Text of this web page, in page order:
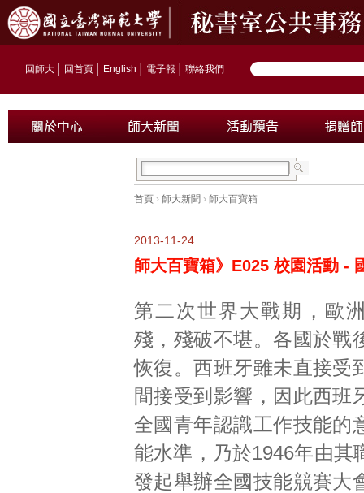
回師大 回首頁 English 電子報 聯絡我們
首頁 › 師大新聞 › 師大百寶箱
2013-11-24
師大百寶箱》E025 校園活動 -
第二次世界大戰期，歐
殘，殘破不堪。各國於戰
恢復。西班牙雖未直接受
間接受到影響，因此西班
全國青年認識工作技能的
能水準，乃於1946年由其
發起舉辦全國技能競賽大